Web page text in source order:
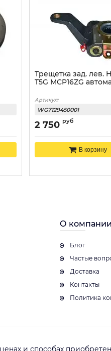
Трещетка зад. лев.
T5G MCP16ZG
Артикул:
WG7129450001
2 750 руб
В корзину
О компании
Блог
Частые
Доставка
Контакты
Политика